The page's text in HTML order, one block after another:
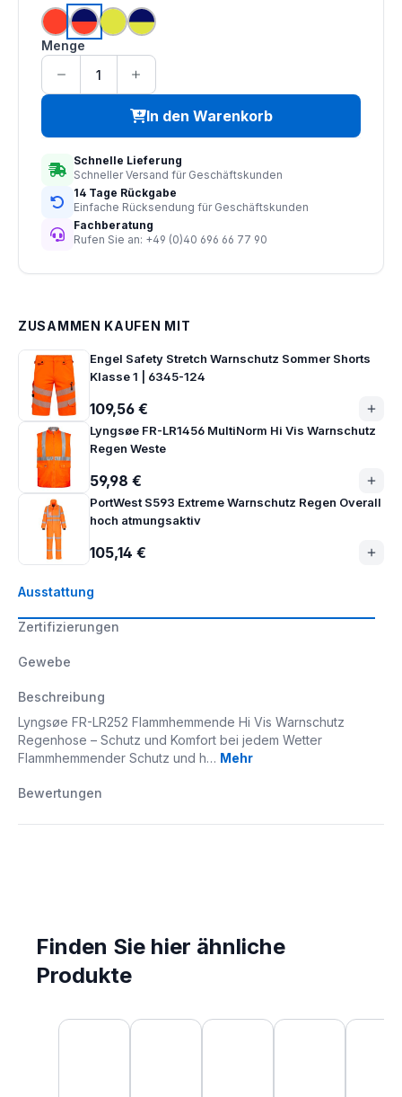
Ausstattung
Zertifizierungen
Gewebe
Beschreibung
Lyngsøe FR-LR252 Flammhemmende Hi Vis Warnschutz
Regenhose – Schutz und Komfort bei jedem Wetter
Flammhemmender Schutz und h… Mehr
Bewertungen
hi vis orange
hi vis orange | navy
hi vis saturn gelb
hi vis saturn gelb | navy
Menge
In den Warenkorb
Schnelle Lieferung
Schneller Versand für Geschäftskunden
14 Tage Rückgabe
Einfache Rücksendung für Geschäftskunden
Fachberatung
Rufen Sie an: +49 (0)40 696 66 77 90
ZUSAMMEN KAUFEN MIT
Engel Safety Stretch Warnschutz Sommer Shorts
Klasse 1 | 6345-124
109,56 €
Lyngsøe FR-LR1456 MultiNorm Hi Vis Warnschutz
Regen Weste
59,98 €
PortWest S593 Extreme Warnschutz Regen Overall
hoch atmungsaktiv
105,14 €
Finden Sie hier ähnliche
Produkte
Produktgalerie überspringen